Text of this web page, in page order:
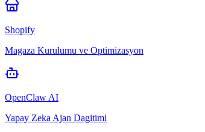
Shopify
Magaza Kurulumu ve Optimizasyon
OpenClaw AI
Yapay Zeka Ajan Dagitimi